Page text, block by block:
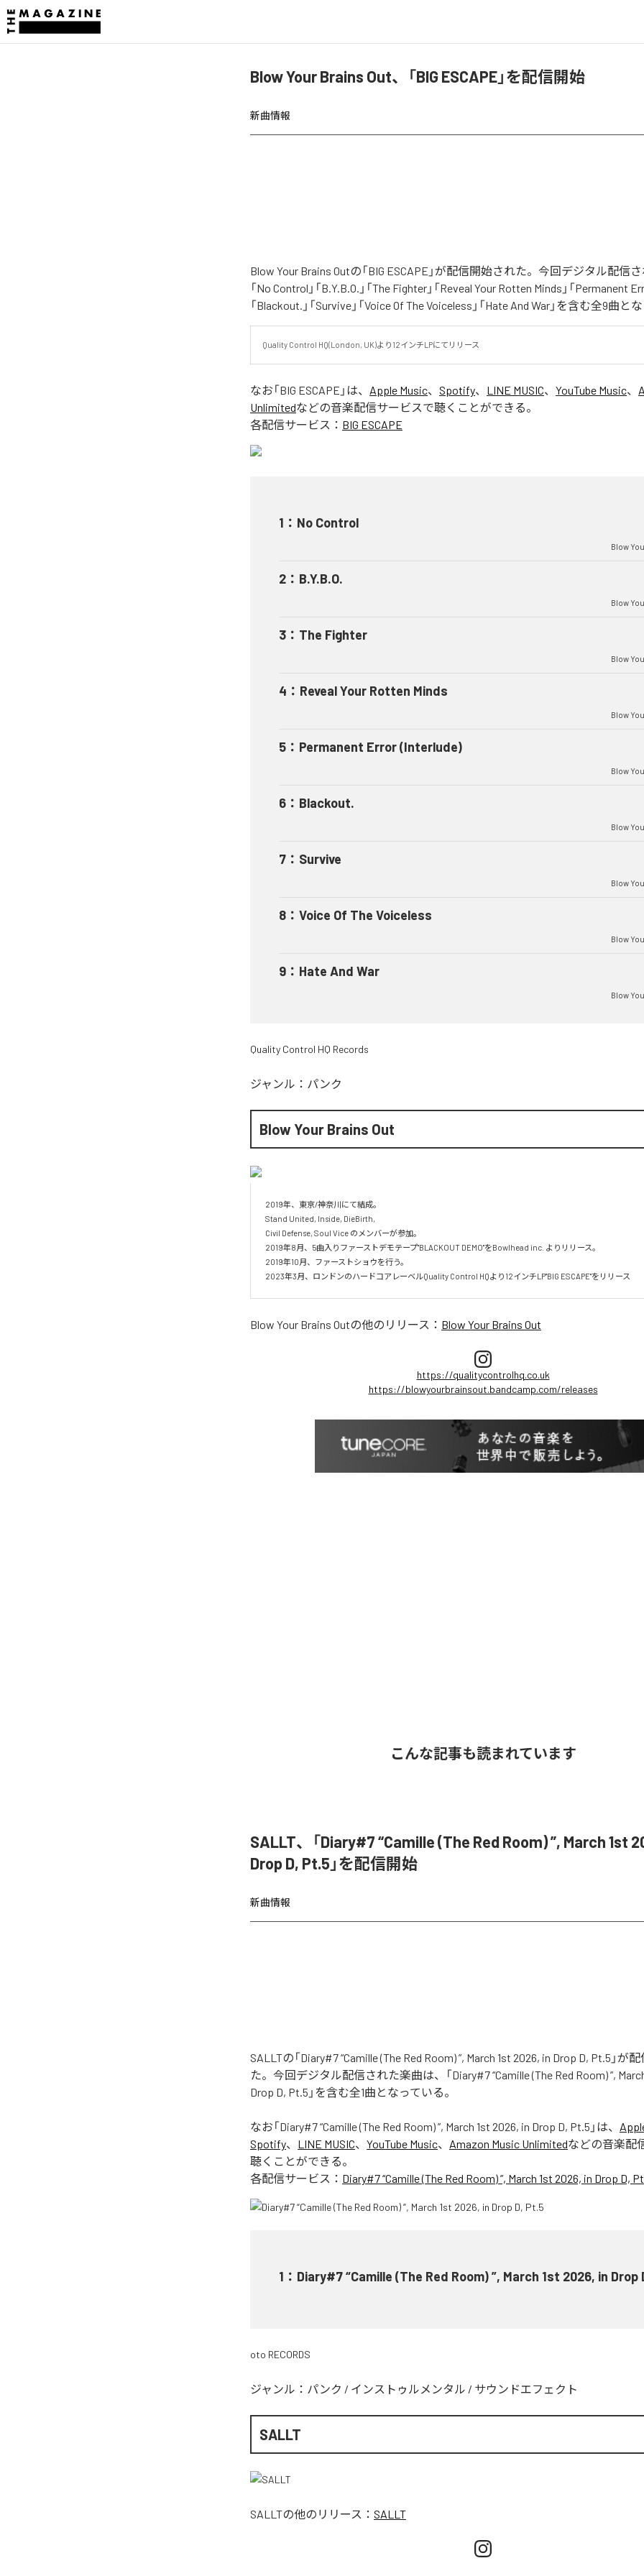
Blow Your Brains Out、「BIG ESCAPE」を配信開始
新曲情報
Blow Your Brains Outの「BIG ESCAPE」が配信開始された。今回デジタル配信さ
「No Control」「B.Y.B.O.」「The Fighter」「Reveal Your Rotten Minds」「Permanent
「Blackout.」「Survive」「Voice Of The Voiceless」「Hate And War」を含む全9曲と
Quality Control HQ(London, UK)より12インチLPにてリリース
なお「BIG ESCAPE 」は、 Apple Music、 Spotify、 LINE MUSIC、 YouTube Music、
Unlimitedなどの音楽配信サービスで聴くことができる。
各配信サービス： BIG ESCAPE
1 ： No Control
Blow
2 ： B.Y.B.O.
Blow
3 ： The Fighter
Blow
4 ： Reveal Your Rotten Minds
Blow
5 ： Permanent Error (Interlude)
Blow
6 ： Blackout.
Blow
7 ： Survive
Blow
8 ： Voice Of The Voiceless
Blow
9 ： Hate And War
Blow
Quality Control HQ Records
ジャンル： パンク
Blow Your Brains Out
2019年、東京/神奈川にて結成。
Stand United, Inside, DieBirth,
Civil Defense, Soul Vice のメンバーが参加。
2019年8月、5曲入りファーストデモテープ"BLACKOUT DEMO"をBowlhead inc. よりリリース。
2019年10月、ファーストショウを行う。
2023年3月、ロンドンのハードコアレーベルQuality Control HQより12インチLP"BIG ESCAPE"をリリース
Blow Your Brains Outの他のリリース： Blow Your Brains Out
https://qualitycontrolhq.co.uk
https://blowyourbrainsout.bandcamp.com/releases
こんな記事も読まれています
SALLT、「Diary#7 “Camille (The Red Room) ”, March 1st
Drop D, Pt.5」を配信開始
新曲情報
SALLTの「Diary#7 “Camille (The Red Room) ”, March 1st 2026, in Drop D, Pt.5」が
た。今回デジタル配信された楽曲は、「Diary#7 “Camille (The Red Room) ”,
Drop D, Pt.5」を含む全1曲となっている。
なお「Diary#7 “Camille (The Red Room) ”, March 1st 2026, in Drop D, Pt.5 」は、
Spotify、 LINE MUSIC、 YouTube Music、 Amazon Music Unlimitedなどの音楽配
聴くことができる。
各配信サービス： Diary#7 “Camille (The Red Room) ”, March 1st 2026, in Drop D,
1 ： Diary#7 “Camille (The Red Room) ”, March 1st 2026, in Drop
oto RECORDS
ジャンル： パンク / インストゥルメンタル / サウンドエフェクト
SALLT
SALLTの他のリリース： SALLT